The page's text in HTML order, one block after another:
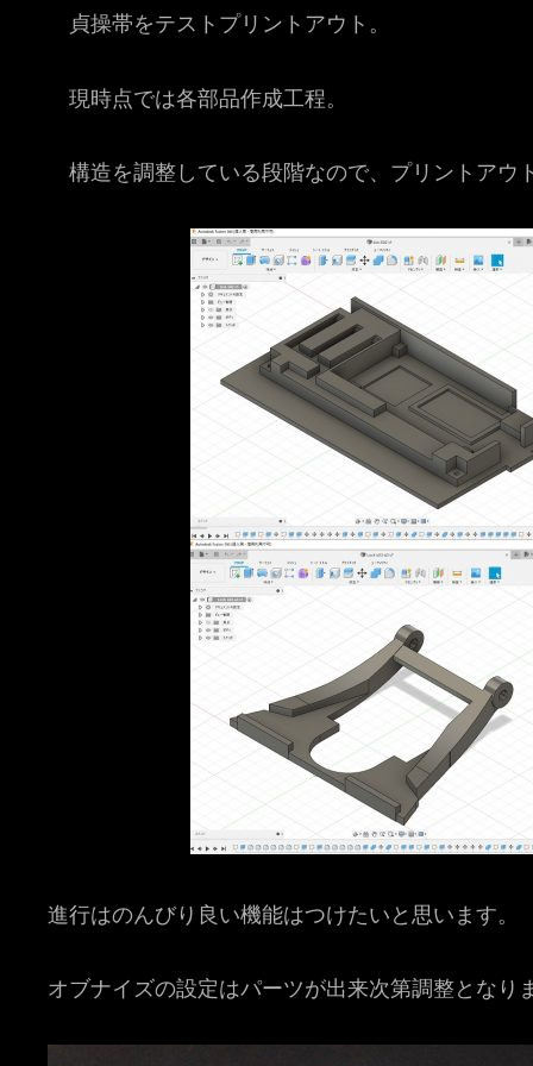
貞操帯をテストプリントアウト。
現時点では各部品作成工程。
構造を調整している段階なので、プリントアウ
進行はのんびり良い機能はつけたいと思います。
オブナイズの設定はパーツが出来次第調整となり